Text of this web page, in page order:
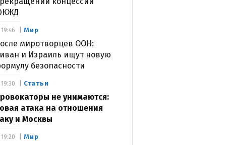
Мир
миротворцев ООН:
и Израиль ищут новую
безопасности
19:46
Статьи
не унимаются:
атака на отношения
и Москвы
19:30
Мир
19:20